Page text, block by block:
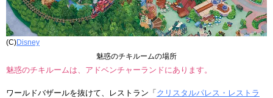
(C)Disney
魅惑のチキルームの場所
魅惑のチキルームは、アドベンチャーランドにあります。
ワールドバザールを抜けて、レストラン「 クリスタルパレス・レストラ